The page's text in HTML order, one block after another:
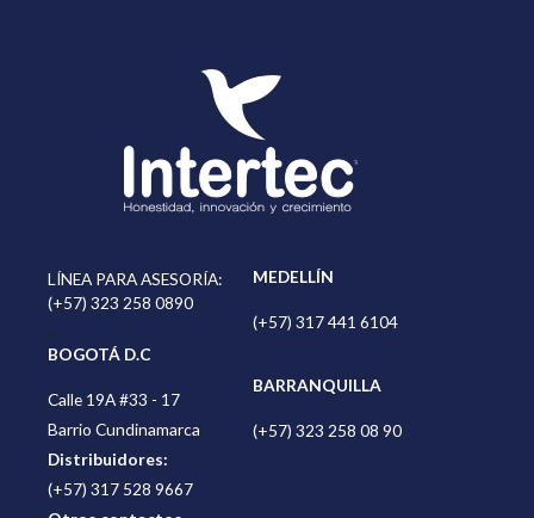
LÍNEA PARA ASESORÍA:
(+57) 323 258 0890
>
BOGOTÁ D.C
Calle 19A #33 - 17
Barrio Cundinamarca
Distribuidores:
(+57) 317 528 9667
MEDELLÍN
(+57) 317 441 6104
BARRANQUILLA
(+57) 323 258 08 90